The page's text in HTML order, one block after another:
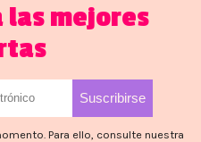
las mejores
Para ello, consulte nuestra